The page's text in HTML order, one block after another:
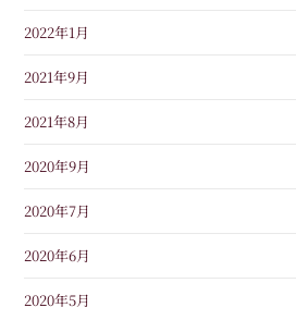
2022年1月
2021年9月
2021年8月
2020年9月
2020年7月
2020年6月
2020年5月